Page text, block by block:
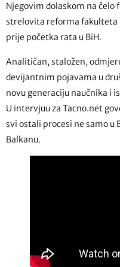
Njegovim dolaskom na
strelovita reforma fakulteta
prije početka rata u BiH.
Analitičan, staložen,
devijantnim pojavama u
novu generaciju naučnika i
U intervjuu za Tacno.net
svi ostali procesi ne samo u
Balkanu.